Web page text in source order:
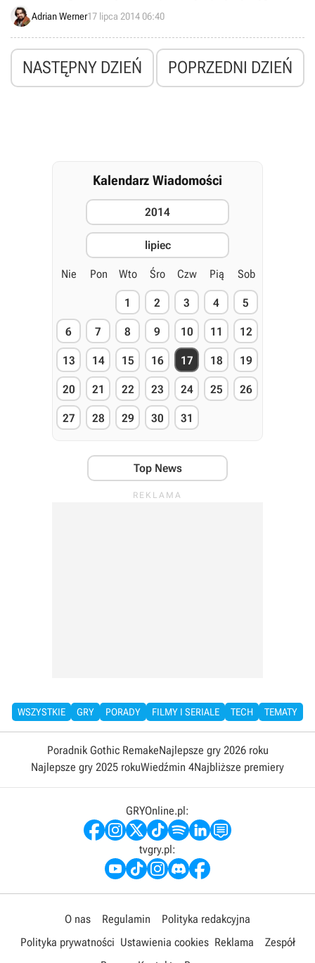
Przy produkcji gry pomaga zespół Chucklefish, czyli twórcy
Starbound.
Adrian Werner17 lipca 2014 06:40
NASTĘPNY DZIEŃ POPRZEDNI DZIEŃ
Kalendarz Wiadomości
2014
lipiec
Nie Pon Wto Śro Czw Pią Sob
1 2 3 4 5
6 7 8 9 10 11 12
13 14 15 16 17 18 19
20 21 22 23 24 25 26
27 28 29 30 31
Top News
WSZYSTKIE GRY PORADY FILMY I SERIALE TECH TEMATY
Poradnik Gothic RemakeNajlepsze gry 2026 roku
Najlepsze gry 2025 rokuWiedźmin 4Najbliższe premiery
GRYOnline.pl:
tvgry.pl:
O nas Regulamin
Polityka redakcyjna
Polityka prywatności Ustawienia cookies Reklama
Zespół